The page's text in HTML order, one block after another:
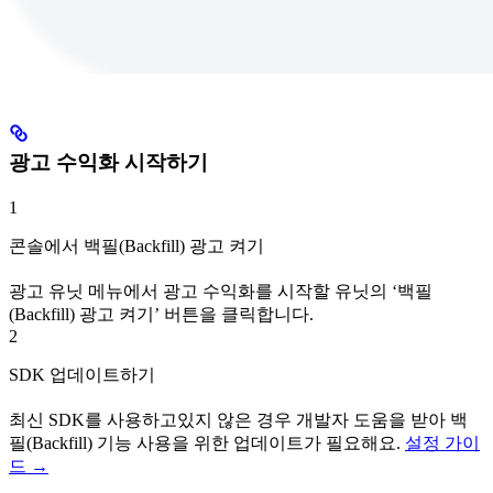
광고 수익화 시작하기
1
콘솔에서 백필(Backfill) 광고 켜기
광고 유닛 메뉴에서 광고 수익화를 시작할 유닛의 ‘백필
(Backfill) 광고 켜기’ 버튼을 클릭합니다.
2
SDK 업데이트하기
최신 SDK를 사용하고있지 않은 경우 개발자 도움을 받아 백
필(Backfill) 기능 사용을 위한 업데이트가 필요해요. 설정 가이
드 →